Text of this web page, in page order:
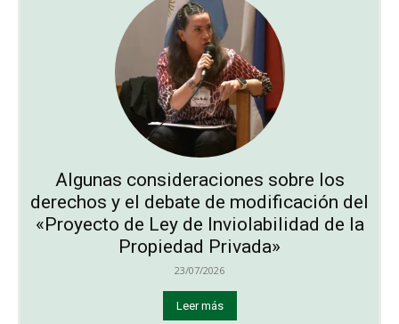
Algunas consideraciones sobre los
derechos y el debate de modificación del
«Proyecto de Ley de Inviolabilidad de la
Propiedad Privada»
23/07/2026
Leer más